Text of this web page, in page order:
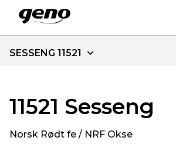
SESSENG 11521
11521 Sesseng
Norsk Rødt fe / NRF Okse